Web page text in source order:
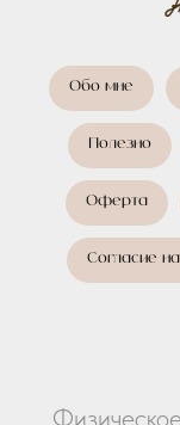
Обо мне
Полезно
Оферта
Согласие